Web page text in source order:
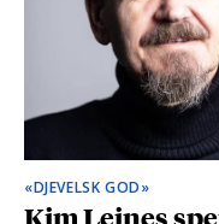
«DJEVELSK GOD»
Kim Leines